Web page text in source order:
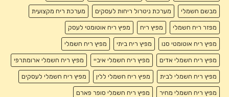
מבשם חשמלי מערכת ניטרול ריחות לעסקים מערכת ריח מקצועית
מפזר ריח חשמלי מפיץ ריח מפיץ ריח אוטומטי לעסק
מפיץ ריח אוטומטי סנו מפיץ ריח ביתי מפיץ ריח חשמלי
מפיץ ריח חשמלי אדים מפיץ ריח חשמלי איביי מפיץ ריח חשמלי ארומתרפי
מפיץ ריח חשמלי לבית מפיץ ריח חשמלי ללין מפיץ ריח חשמלי לעסקים
מפיץ ריח חשמלי מחיר מפיץ ריח חשמלי סופר פארם